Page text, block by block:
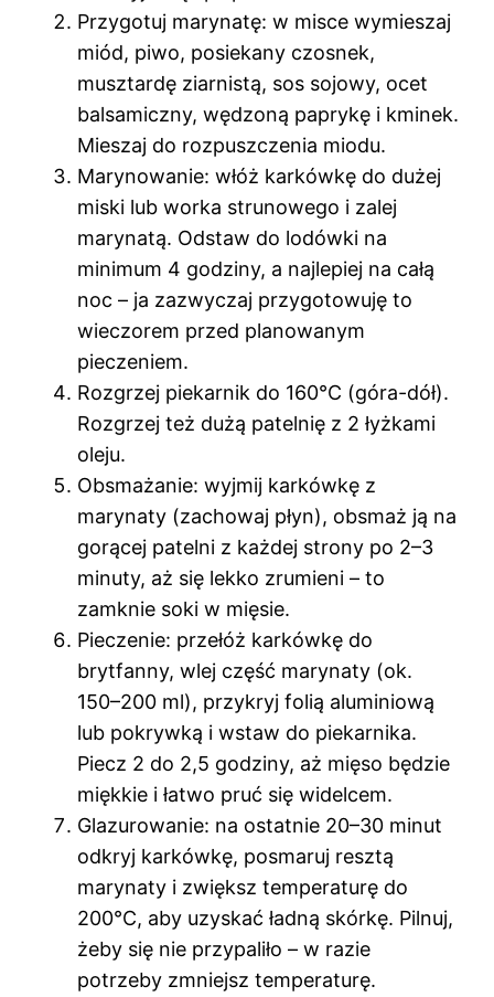
Przygotuj marynatę: w misce wymieszaj
miód, piwo, posiekany czosnek,
musztardę ziarnistą, sos sojowy, ocet
balsamiczny, wędzoną paprykę i kminek.
Mieszaj do rozpuszczenia miodu.
Marynowanie: włóż karkówkę do dużej
miski lub worka strunowego i zalej
marynatą. Odstaw do lodówki na
minimum 4 godziny, a najlepiej na całą
noc – ja zazwyczaj przygotowuję to
wieczorem przed planowanym
pieczeniem.
Rozgrzej piekarnik do 160°C (góra-dół).
Rozgrzej też dużą patelnię z 2 łyżkami
oleju.
Obsmażanie: wyjmij karkówkę z
marynaty (zachowaj płyn), obsmaż ją na
gorącej patelni z każdej strony po 2–3
minuty, aż się lekko zrumieni – to
zamknie soki w mięsie.
Pieczenie: przełóż karkówkę do
brytfanny, wlej część marynaty (ok.
150–200 ml), przykryj folią aluminiową
lub pokrywką i wstaw do piekarnika.
Piecz 2 do 2,5 godziny, aż mięso będzie
miękkie i łatwo pruć się widelcem.
Glazurowanie: na ostatnie 20–30 minut
odkryj karkówkę, posmaruj resztą
marynaty i zwiększ temperaturę do
200°C, aby uzyskać ładną skórkę. Pilnuj,
żeby się nie przypaliło – w razie
potrzeby zmniejsz temperaturę.